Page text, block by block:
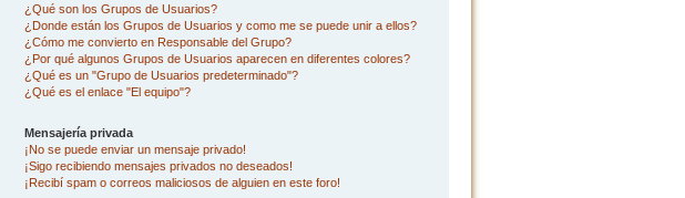
¿Qué son los Grupos de Usuarios?
¿Donde están los Grupos de Usuarios y como me se puede unir a ellos?
¿Cómo me convierto en Responsable del Grupo?
¿Por qué algunos Grupos de Usuarios aparecen en diferentes colores?
¿Qué es un "Grupo de Usuarios predeterminado"?
¿Qué es el enlace "El equipo"?
Mensajería privada
¡No se puede enviar un mensaje privado!
¡Sigo recibiendo mensajes privados no deseados!
¡Recibí spam o correos maliciosos de alguien en este foro!